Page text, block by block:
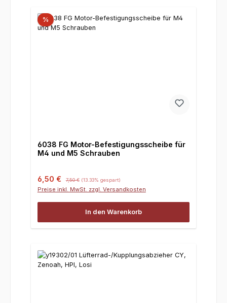
%
6038 FG Motor-Befestigungsscheibe für
M4 und M5 Schrauben
Verkaufspreis:
6,50 € 7,50 € (13.33% gespart)
Preise inkl. MwSt. zzgl. Versandkosten
In den Warenkorb